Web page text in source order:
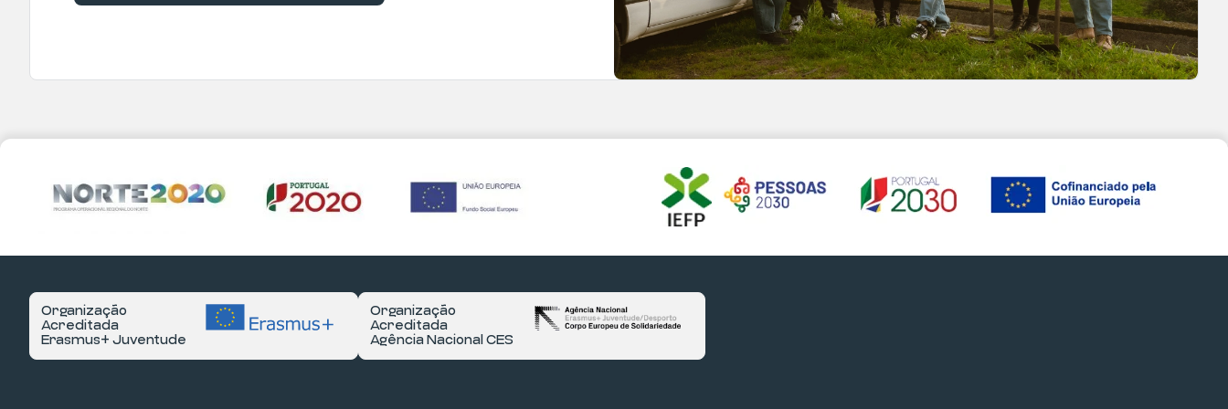
Organização
Acreditada
Erasmus+ Juventude
Organização
Acreditada
Agência Nacional CES